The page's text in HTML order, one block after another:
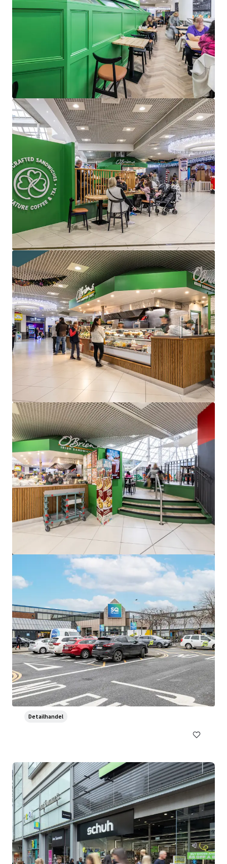
Bekijk meer
Edward Square, Galway
Barrack Lane, Galway, Co. GALWAY, H91 KT99, IE
€ 9.000.000 | 2.315 vierkante meter
Detailhandel